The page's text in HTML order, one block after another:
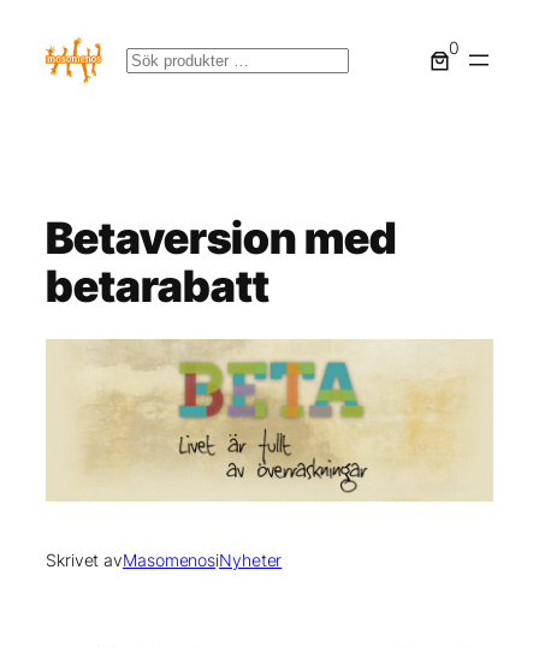
innehåll
Sök
0
Betaversion med
betarabatt
Skrivet avMasomenosiNyheter